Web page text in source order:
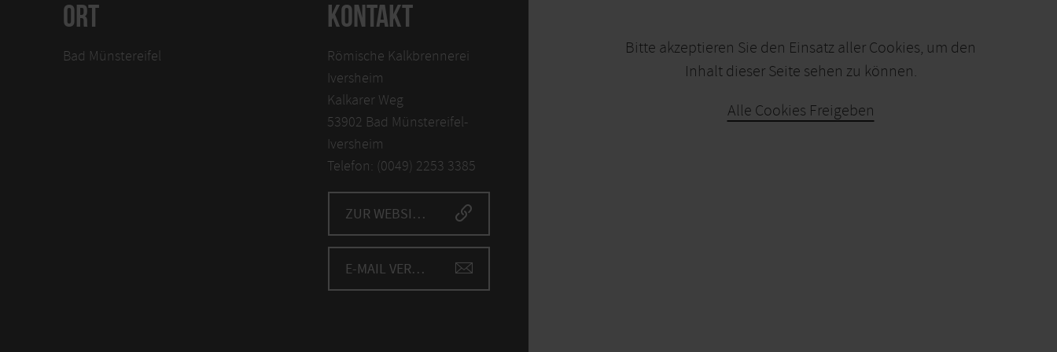
ORT
Bad Münstereifel
KONTAKT
Römische Kalkbrennerei
Iversheim
Kalkarer Weg
53902 Bad Münstereifel-
Iversheim
Telefon: (0049) 2253 3385
ZUR WEBSITE
E-MAIL VERFASSEN
Bitte akzeptieren Sie den Einsatz aller Cookies, um den
Inhalt dieser Seite sehen zu können.
Alle Cookies Freigeben